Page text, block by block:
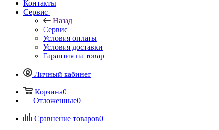
Контакты
Сервис
Назад
Сервис
Условия оплаты
Условия доставки
Гарантия на товар
Личный кабинет
Корзина0
Отложенные0
Сравнение товаров0